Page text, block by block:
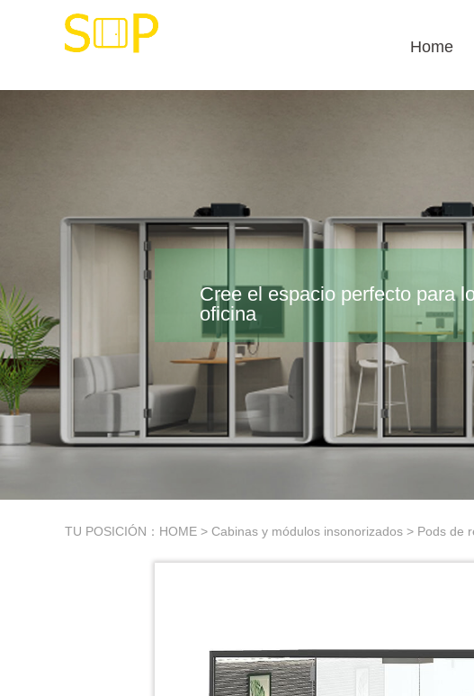
Home
Cree el espacio perfecto para
oficina
TU POSICIÓN： HOME > Cabinas y módulos insonorizados > Pods de